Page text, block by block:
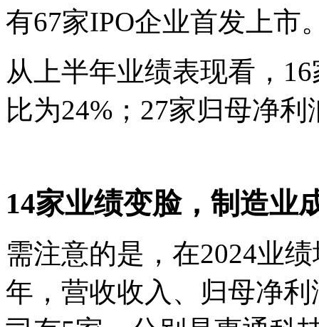
有67家IPO企业首发上市
从上半年业绩表现看，
比为24%；27家归母净
14家业绩变脸，制造业
需注意的是，在2024业
年，营收收入、归母净